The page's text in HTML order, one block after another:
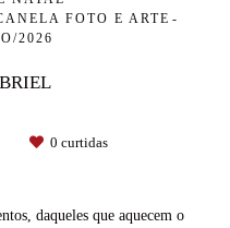
FOTO E ARTE
2026
0 curtidas
daqueles que aquecem o